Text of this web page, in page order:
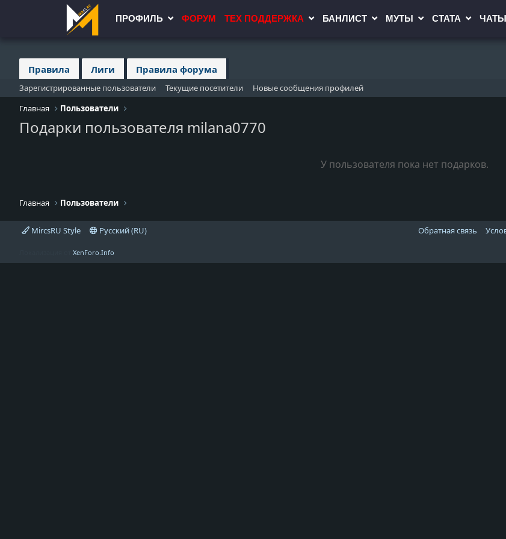
ПРОФИЛЬ ФОРУМ ТЕХ ПОДДЕРЖКА БАНЛИСТ МУТЫ СТАТА ЧАТЫ
Правила Лиги Правила форума
Зарегистрированные пользователи Текущие посетители
Новые сообщения профилей
Главная
Пользователи
Подарки пользователя milana0770
У пользователя пока нет подарков.
Главная Пользователи
MircsRU Style Русский (RU) Обратная связь
XenForo.Info